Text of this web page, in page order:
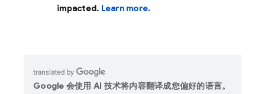
impacted. Learn more.
Google 会使用 AI 技术将内容翻译成您偏好的语言。